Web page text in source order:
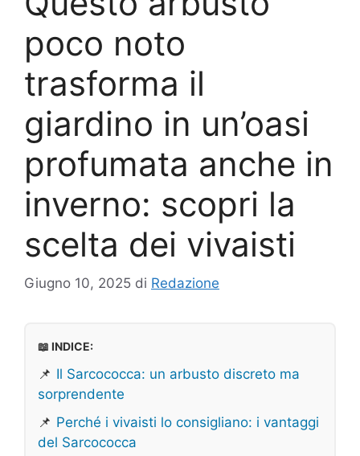
poco noto
trasforma il
giardino in un’oasi
profumata anche in
inverno: scopri la
scelta dei vivaisti
Giugno 10, 2025 di Redazione
📖 INDICE:
📌 Il Sarcococca: un arbusto discreto ma
sorprendente
📌 Perché i vivaisti lo consigliano: i vantaggi
del Sarcococca